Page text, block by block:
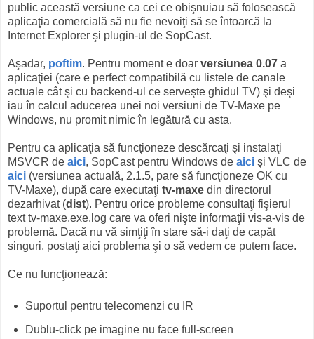
public această versiune ca cei ce obişnuiau să folosească
aplicaţia comercială să nu fie nevoiţi să se întoarcă la
Internet Explorer şi plugin-ul de SopCast.
Aşadar, poftim. Pentru moment e doar versiunea 0.07 a
aplicaţiei (care e perfect compatibilă cu listele de canale
actuale cât şi cu backend-ul ce serveşte ghidul TV) şi deşi
iau în calcul aducerea unei noi versiuni de TV-Maxe pe
Windows, nu promit nimic în legătură cu asta.
Pentru ca aplicaţia să funcţioneze descărcaţi şi instalaţi
MSVCR de aici, SopCast pentru Windows de aici şi VLC de
aici (versiunea actuală, 2.1.5, pare să funcţioneze OK cu
TV-Maxe), după care executaţi tv-maxe din directorul
dezarhivat (dist). Pentru orice probleme consultaţi fişierul
text tv-maxe.exe.log care va oferi nişte informaţii vis-a-vis de
problemă. Dacă nu vă simţiţi în stare să-i daţi de capăt
singuri, postaţi aici problema şi o să vedem ce putem face.
Ce nu funcţionează:
Suportul pentru telecomenzi cu IR
Dublu-click pe imagine nu face full-screen